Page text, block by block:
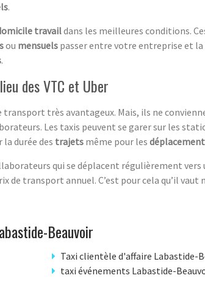
.
travaildans les meilleures conditions.
ou mensuels passer entre votre entreprise et
.
des VTC et Uber
transport très avantageux. Mais, ils ne
Les taxis peuvent se garer sur les
durée des trajets même pour les
qui se déplacent régulièrement
de transport annuel. C’est pour cela qu’il
Beauvoir
Taxi clientèle d'affaire Labastide-
taxi événements Labastide-